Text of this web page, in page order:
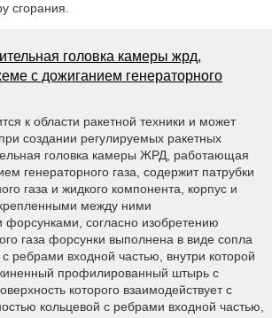
сгорания.
головка камеры жрд,
с дожиганием генераторного
к области ракетной техники и может
создании регулируемых ракетных
головка камеры ЖРД, работающая
генераторного газа, содержит патрубки
газа и жидкого компонента, корпус и
между ними
форсунками, согласно изобретению
газа форсунки выполнена в виде сопла
ребрами входной частью, внутри которой
профилированный штырь с
которого взаимодействует с
кольцевой с ребрами входной частью,